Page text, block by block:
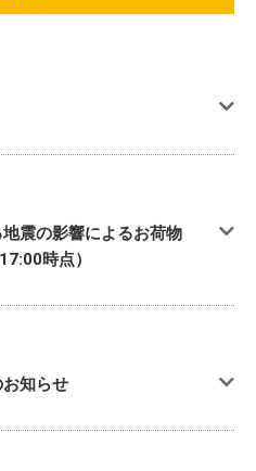
震の影響によるお荷物
時点）
お知らせ